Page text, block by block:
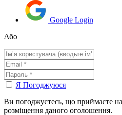
Google Login
Або
Я Погоджуюся
Ви погоджуєтесь, що приймаєте
розміщення даного оголошення.